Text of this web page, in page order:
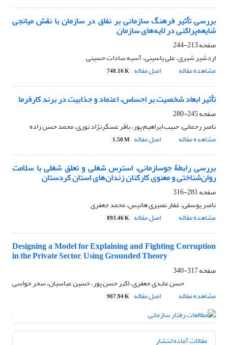
بررسی تأثیر فرهنگ سازمانی بر نفاق در سازمان با نقش میانجی
شایعه‌پراکنی در لایه‌های سازمان
صفحه213-244
اردشیر شیری، علی یاسینی، آسیه سادات حسینی
مشاهده مقاله
اصل مقاله 748.16 K
تأثیر ابعاد شخصیت بر احساس، اعتماد و جذابیت در برند کارفرما
صفحه245-280
ناصر رحمانی، حبیب ابراهیم پور، باقر عسگرنژاد نوری، محمد حسن زاده
مشاهده مقاله
اصل مقاله 1.58 M
بررسی رابطۀ جوسازمانی، استرس شغلی و تعلق شغلی با سلامت
روان‌شناختی و معنوی کارکنان زندان‌های استان کردستان
صفحه281-316
ناصر یوسفی، غفار نصیری هانیس، محمد جعفری
مشاهده مقاله
اصل مقاله 893.46 K
Designing a Model for Explaining and Fighting Corruption
in the Private Sector, Using Grounded Theory
صفحه317-340
حسن عابدی جعفری، اکبر حسن پور، حسین عباسیان، سحر حواسی
مشاهده مقاله
اصل مقاله 907.94 K
مقالات آماده انتشار